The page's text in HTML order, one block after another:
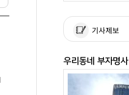
기사제보
우리동네 부자명사